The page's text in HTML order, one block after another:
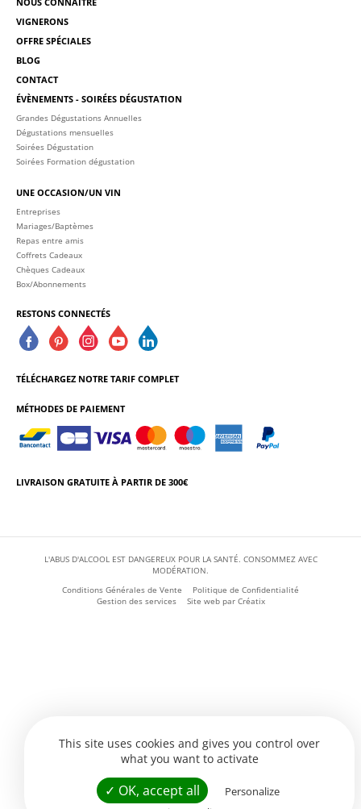
VIGNERONS
OFFRE SPÉCIALES
BLOG
CONTACT
ÉVÈNEMENTS - SOIRÉES DÉGUSTATION
Grandes Dégustations Annuelles
Dégustations mensuelles
Soirées Dégustation
Soirées Formation dégustation
UNE OCCASION/UN VIN
Entreprises
Mariages/Baptèmes
Repas entre amis
Coffrets Cadeaux
Chèques Cadeaux
Box/Abonnements
RESTONS CONNECTÉS
TÉLÉCHARGEZ NOTRE TARIF COMPLET
MÉTHODES DE PAIEMENT
LIVRAISON GRATUITE À PARTIR DE 300€
L'ABUS D'ALCOOL EST DANGEREUX POUR LA SANTÉ. CONSOMMEZ AVEC
MODÉRATION.
Conditions Générales de Vente
Politique de Confidentialité
Gestion des services
Site web par Créatix
This site uses cookies and gives you control over
what you want to activate
✓ OK, accept all
Personalize